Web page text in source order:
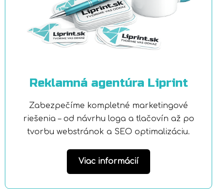
Reklamná agentúra Liprint
Zabezpečíme kompletné marketingové
riešenia – od návrhu loga a tlačovín až po
tvorbu webstránok a SEO optimalizáciu.
Viac informácií